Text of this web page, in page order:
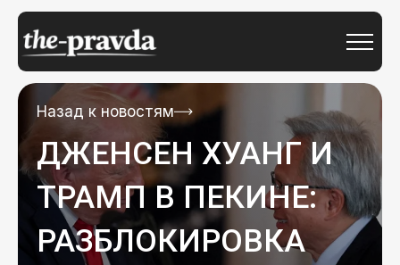
Назад к новостям
ДЖЕНСЕН ХУАНГ И
ТРАМП В ПЕКИНЕ:
РАЗБЛОКИРОВКА